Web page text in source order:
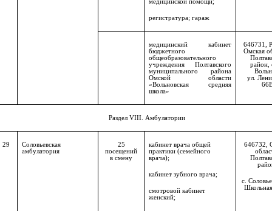
медицинской помощи;
регистратура; гараж
медицинский кабинет
бюджетного
общеобразовательного
учреждения Полтавского
муниципального района
Омской области
«Вольновская средняя
школа»
646731,
Омская
район,
ул.
Раздел VIII. Амбулатории
29
Соловьевская
амбулатория
25
посещений
в смену
кабинет врача общей
практики (семейного
врача);
кабинет зубного врача;
смотровой кабинет
женский;
646732,
с.